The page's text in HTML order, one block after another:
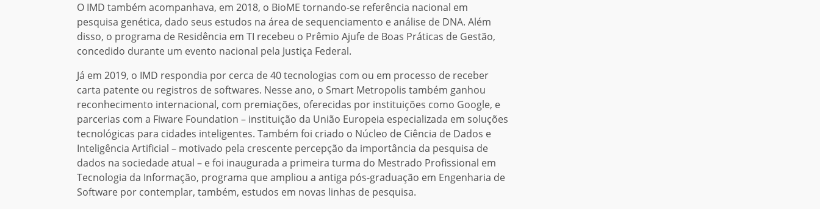
O IMD também acompanhava, em 2018, o BioME tornando-se referência nacional em
pesquisa genética, dado seus estudos na área de sequenciamento e análise de DNA. Além
disso, o programa de Residência em TI recebeu o Prêmio Ajufe de Boas Práticas de Gestão,
concedido durante um evento nacional pela Justiça Federal.
Já em 2019, o IMD respondia por cerca de 40 tecnologias com ou em processo de receber
carta patente ou registros de softwares. Nesse ano, o Smart Metropolis também ganhou
reconhecimento internacional, com premiações, oferecidas por instituições como Google, e
parcerias com a Fiware Foundation – instituição da União Europeia especializada em soluções
tecnológicas para cidades inteligentes. Também foi criado o Núcleo de Ciência de Dados e
Inteligência Artificial – motivado pela crescente percepção da importância da pesquisa de
dados na sociedade atual – e foi inaugurada a primeira turma do Mestrado Profissional em
Tecnologia da Informação, programa que ampliou a antiga pós-graduação em Engenharia de
Software por contemplar, também, estudos em novas linhas de pesquisa.